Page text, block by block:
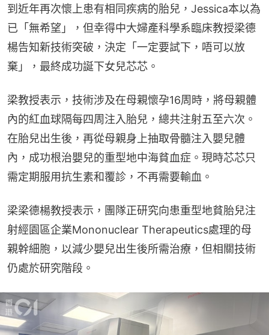
到近年再次懷上患有相同疾病的胎兒，Jessica本以為
已「無希望」，但幸得中大婦產科學系臨床教授梁德
楊告知新技術突破，決定「一定要試下，唔可以放
棄」，最終成功誕下女兒芯芯。
梁教授表示，技術涉及在母親懷孕16周時，將母親體
內的紅血球隔每四周注入胎兒，總共注射五至六次。
在胎兒出生後，再從母親身上抽取骨髓注入嬰兒體
內，成功根治嬰兒的重型地中海貧血症。現時芯芯只
需定期服用抗生素和覆診，不再需要輸血。
梁梁德楊教授表示，團隊正研究向患重型地貧胎兒注
射經園區企業Mononuclear Therapeutics處理的母
親幹細胞，以減少嬰兒出生後所需治療，但相關技術
仍處於研究階段。